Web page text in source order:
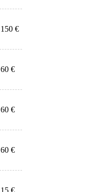
150 €
60 €
60 €
60 €
15 €